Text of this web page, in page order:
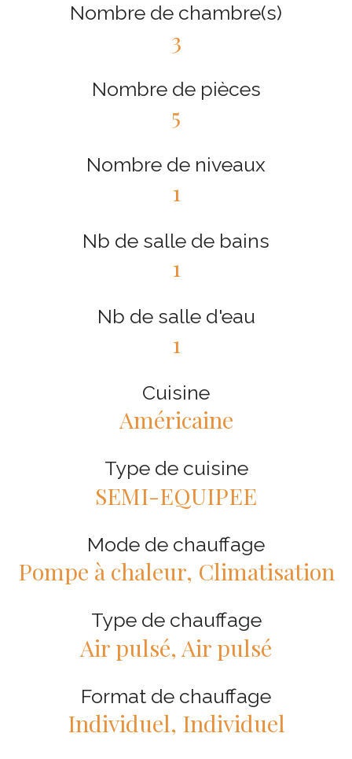
Nombre de chambre(s)
3
Nombre de pièces
5
Nombre de niveaux
1
Nb de salle de bains
1
Nb de salle d'eau
1
Cuisine
Américaine
Type de cuisine
SEMI-EQUIPEE
Mode de chauffage
Pompe à chaleur, Climatisation
Type de chauffage
Air pulsé, Air pulsé
Format de chauffage
Individuel, Individuel